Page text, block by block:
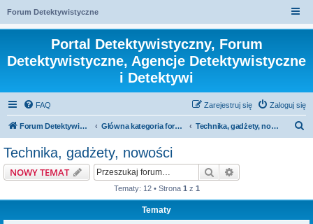
Forum Detektywistyczne
Portal Detektywistyczny, Forum
Detektywistyczne, Agencje Detektywistyczne
i Detektywi
FAQ Zaloguj się
Zarejestruj się
Forum Detektywistyczne, Detektyw Główna kategoria forum Technika, gadżety, nowości
Technika, gadżety, nowości
NOWY TEMAT Szukaj
Tematy: 12 • Strona 1 z 1
Tematy